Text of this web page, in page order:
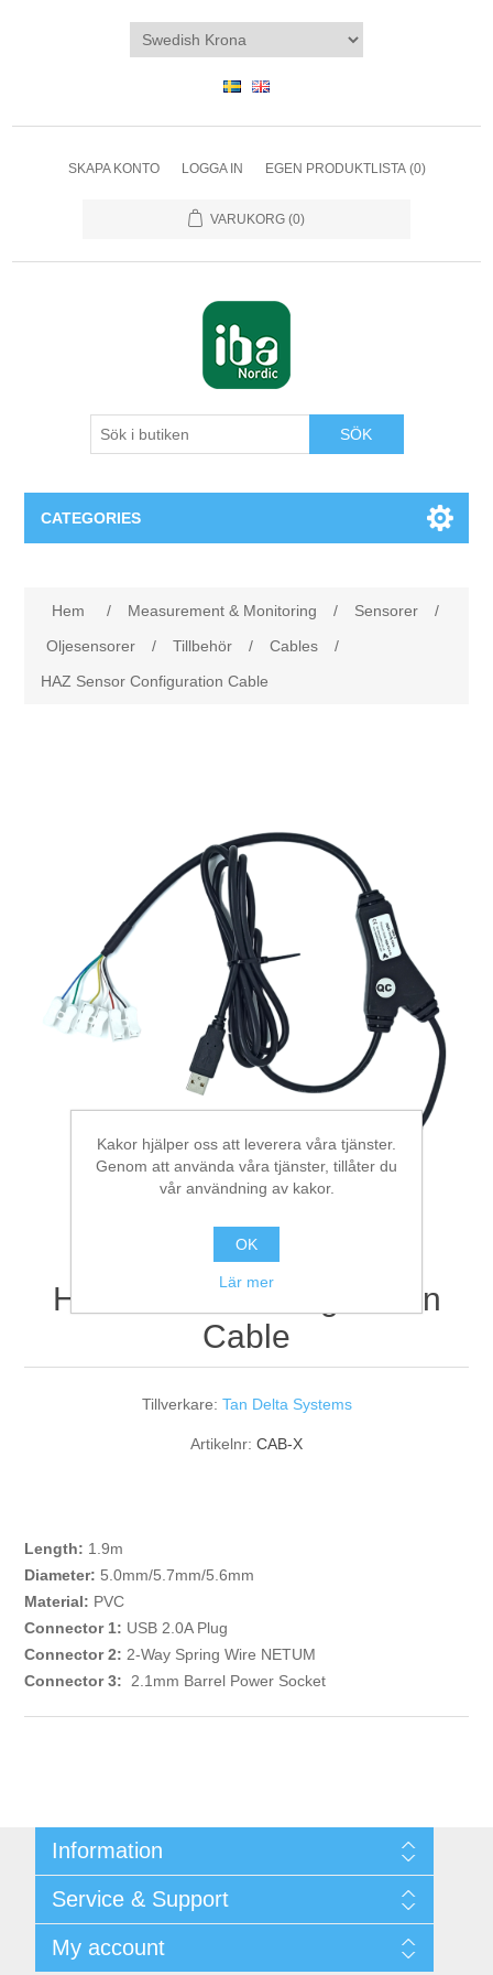
SKAPA KONTO LOGGA IN EGEN PRODUKTLISTA (0)
VARUKORG (0)
SÖK
CATEGORIES
Felsökning
Tillståndsövervakning
Vibrationsanalys
Digitalisering
Produkter
Begner Machines
Hem / Measurement & Monitoring / Sensorer
/
Oljesensorer
/ Tillbehör / Cables
/
HAZ Sensor Configuration Cable
HAZ Sensor Configuration
Cable
Tillverkare: Tan Delta Systems
Artikelnr: CAB-X
Length: 1.9m
Diameter: 5.0mm/5.7mm/5.6mm
Material: PVC
Connector 1: USB 2.0A Plug
Connector 2: 2-Way Spring Wire NETUM
Connector 3: 2.1mm Barrel Power Socket
Information
Integritetspolicy
Terms & Conditions
Begner Machines & Mechanical Systems
Service & Support
Downloads
My account
Kakor hjälper oss att leverera våra tjänster.
Genom att använda våra tjänster, tillåter du
vår användning av kakor.
OK
Lär mer